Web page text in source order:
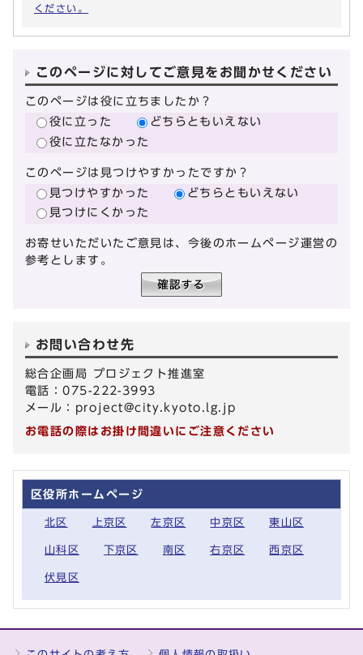
ください。
このページに対してご意見をお聞かせください
このページは役に立ちましたか？
役に立った
どちらともいえない
役に立たなかった
このページは見つけやすかったですか？
見つけやすかった
どちらともいえない
見つけにくかった
お寄せいただいたご意見は、今後のホームページ運営の
参考とします。
お問い合わせ先
総合企画局 プロジェクト推進室
電話：075-222-3993
メール： project@city.kyoto.lg.jp
お電話の際はお掛け間違いにご注意ください
区役所ホームページ
北区 上京区 左京区 中京区 東山区
山科区 下京区 南区 右京区 西京区
伏見区